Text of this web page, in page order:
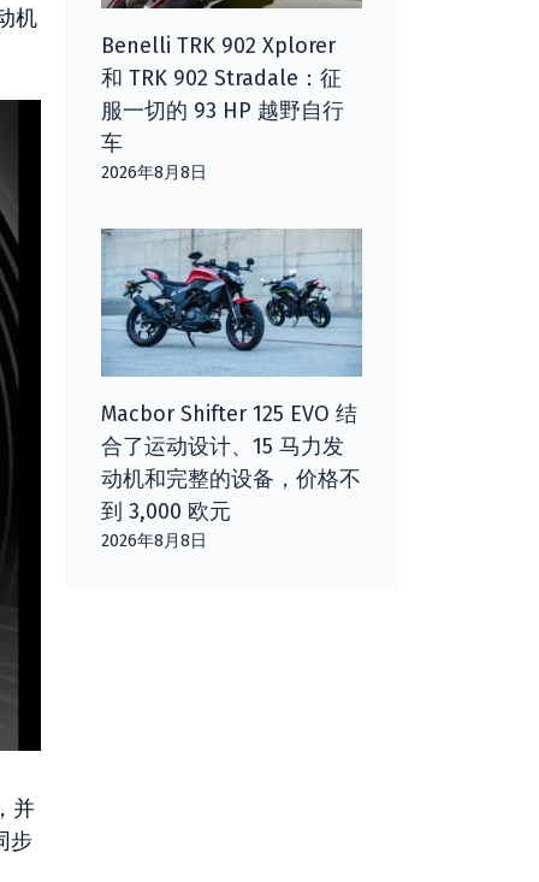
机
并
步
Benelli TRK 902 Xplorer
和 TRK 902 Stradale：征
服一切的 93 HP 越野自行
车
2026年8月8日
Macbor Shifter 125 EVO 结
合了运动设计、15 马力发
动机和完整的设备，价格不
到 3,000 欧元
2026年8月8日